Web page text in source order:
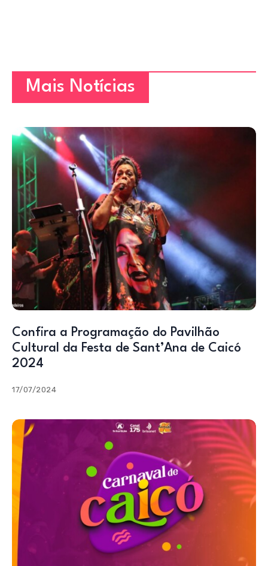
Mais Notícias
Confira a Programação do Pavilhão
Cultural da Festa de Sant’Ana de Caicó
2024
17/07/2024